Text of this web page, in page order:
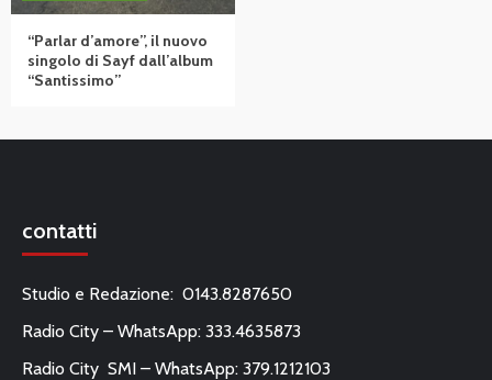
“Parlar d’amore”, il nuovo
singolo di Sayf dall’album
“Santissimo”
contatti
Studio e Redazione: 0143.8287650
Radio City – WhatsApp: 333.4635873
Radio City SMI – WhatsApp: 379.1212103